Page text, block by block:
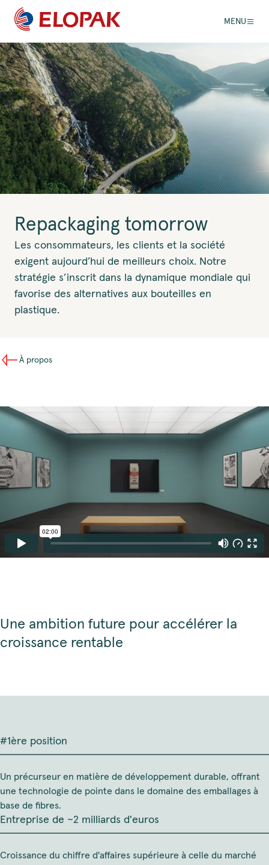
MENU
Repackaging tomorrow
Les consommateurs, les clients et la société
exigent aujourd’hui de meilleurs choix. Notre
stratégie s’inscrit dans la dynamique mondiale qui
favorise des alternatives aux bouteilles en
plastique.
À propos
Une ambition future pour accélérer la
croissance rentable
#1ère position
Un précurseur en matière de développement durable, offrant
une technologie de pointe dans le domaine des emballages à
base de fibres.
Entreprise de ~2 milliards d'euros
Croissance du chiffre d'affaires supérieure à celle du marché